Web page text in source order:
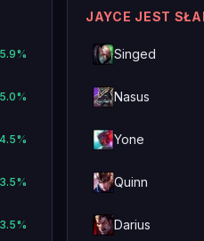
%
%
%
%
%
JAYCE JEST
Singed
Nasus
Yone
Quinn
Darius